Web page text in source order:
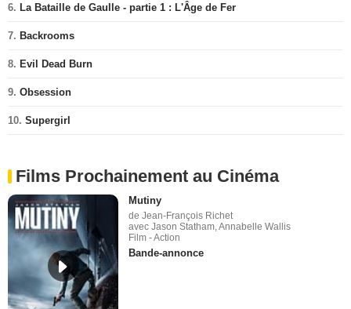
6. La Bataille de Gaulle - partie 1 : L'Âge de Fer
7. Backrooms
8. Evil Dead Burn
9. Obsession
10. Supergirl
Films Prochainement au Cinéma
Mutiny
de Jean-François Richet
avec Jason Statham, Annabelle Wallis
Film - Action
Bande-annonce